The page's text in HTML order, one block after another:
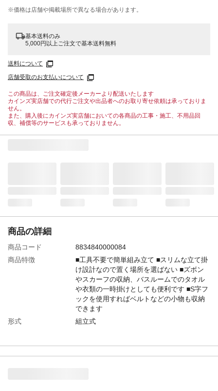
※価格は​店舗や​掲載場所で​異なる​場合が​あります。
基本送料のみ
5,000円以上ご注文で基本送料無料
送料について
店舗受取のお支払いについて
この商品は、ご注文確定後メーカーより配送いたします
カインズ実店舗での代行ご注文や出品者へのお取り寄せ依頼は承っておりま
せん。
また、購入後にカインズ実店舗においての各商品の工事・施工、不用品回
収、補償等のサービスも承っておりません。
商品の詳細
商品コード
8834840000084
商品特徴
■工具不要で簡単組み立て ■スリムな立て掛
け設計なので置く場所を選ばない ■ズボン
やスカーフの収納、バスルームでのタオル
や衣類の一時掛けとしても便利です ■S字フ
ックを使用すればベルトなどの小物も収納
できます
形式
組立式
カラー
ホワイト